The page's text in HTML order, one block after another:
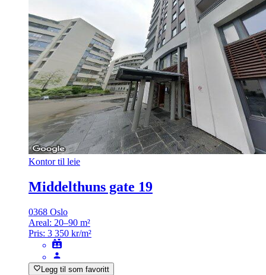
Kontor til leie
Middelthuns gate 19
0368 Oslo
Areal: 20–90 m²
Pris: 3 350 kr/m²
Legg til som favoritt